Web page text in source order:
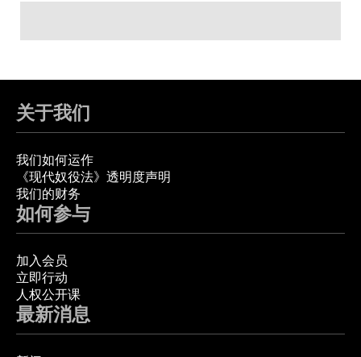
关于我们
我们如何运作
《现代奴役法》透明度声明
我们的财务
如何参与
加入会员
立即行动
人权公开课
最新消息